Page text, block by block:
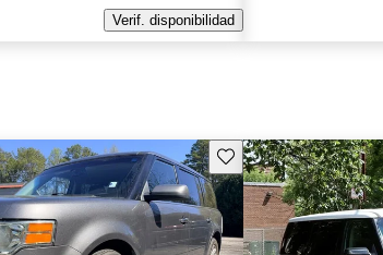
Verif. disponibilidad
Guarda este Aviso